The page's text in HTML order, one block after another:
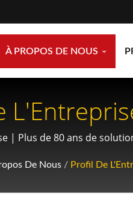
À PROPOS DE NOUS
De
| Plus de 80 ans de
De Nous / Profil De